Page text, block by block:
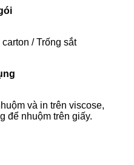
/ Trống sắt
và in trên viscose,
để nhuộm trên giấy.